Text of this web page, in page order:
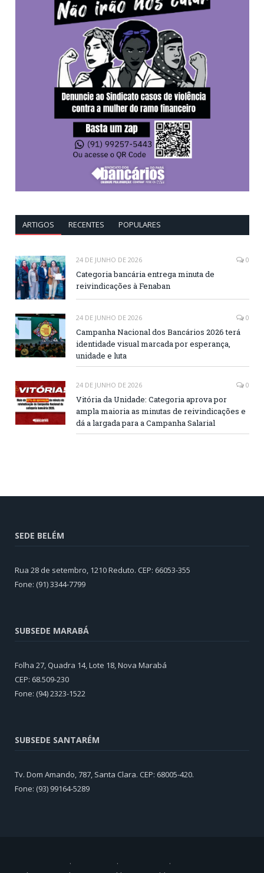
ARTIGOS RECENTES POPULARES
24 DE JUNHO DE 2026 0
Categoria bancária entrega minuta de
reivindicações à Fenaban
24 DE JUNHO DE 2026 0
Campanha Nacional dos Bancários 2026 terá
identidade visual marcada por esperança,
unidade e luta
24 DE JUNHO DE 2026 0
Vitória da Unidade: Categoria aprova por
ampla maioria as minutas de reivindicações e
dá a largada para a Campanha Salarial
SEDE BELÉM
Rua 28 de setembro, 1210 Reduto. CEP: 66053-355
Fone: (91) 3344-7799
SUBSEDE MARABÁ
Folha 27, Quadra 14, Lote 18, Nova Marabá
CEP: 68.509-230
Fone: (94) 2323-1522
SUBSEDE SANTARÉM
Tv. Dom Amando, 787, Santa Clara. CEP: 68005-420.
Fone: (93) 99164-5289